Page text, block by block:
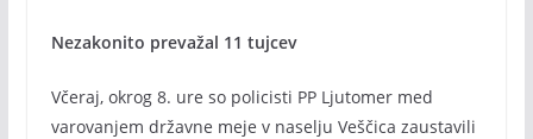
Nezakonito prevažal 11 tujcev
Včeraj, okrog 8. ure so policisti PP Ljutomer med
varovanjem državne meje v naselju Veščica zaustavili